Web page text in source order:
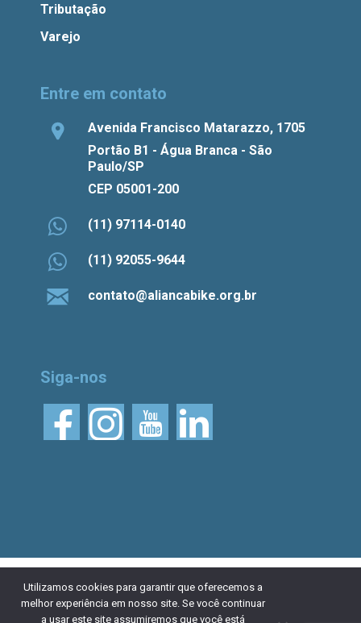
Tributação
Varejo
Entre em contato
Avenida Francisco Matarazzo, 1705
Portão B1 - Água Branca - São
Paulo/SP
CEP 05001-200
(11) 97114-0140
(11) 92055-9644
contato@aliancabike.org.br
Siga-nos
© 2026 Aliança Bike.
Esta obra está licenciada
com uma Licença Creative Commons Atribuição 4.0
Utilizamos cookies para garantir que oferecemos a
melhor experiência em nosso site. Se você continuar
a usar este site assumiremos que você está